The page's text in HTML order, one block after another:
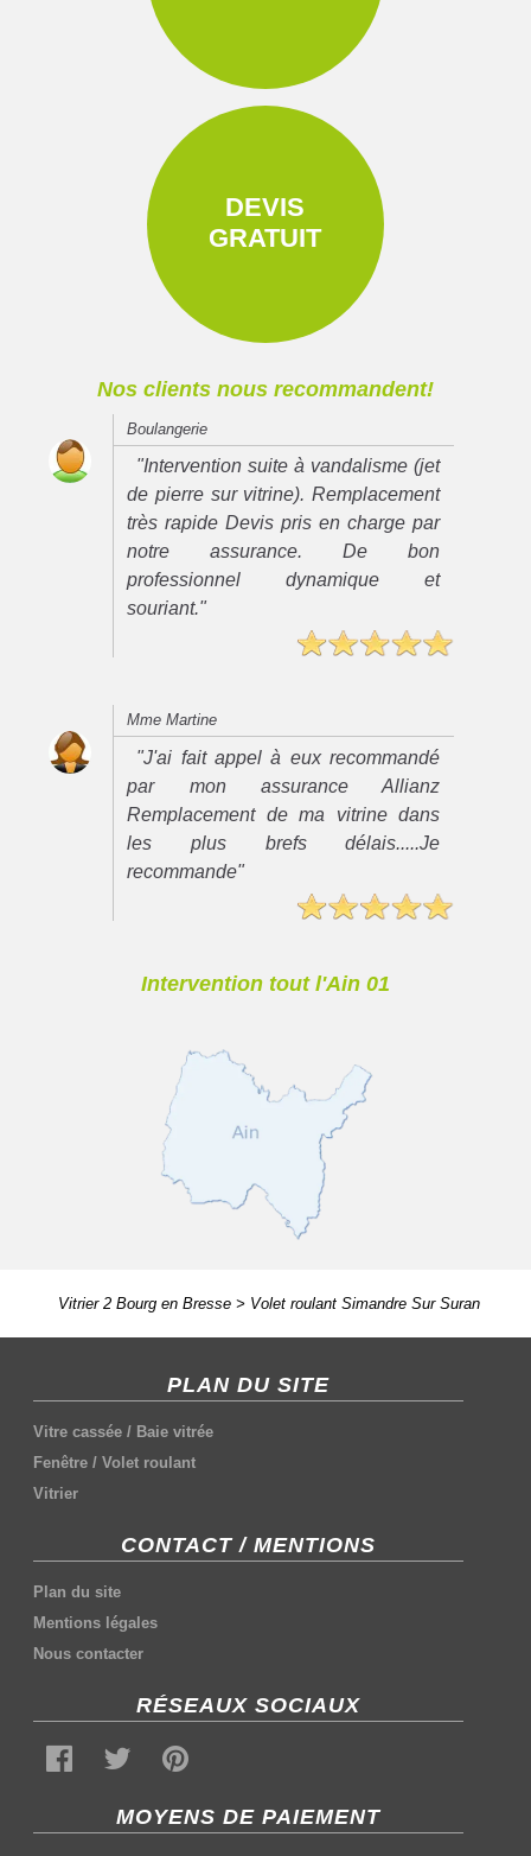
DEVIS
GRATUIT
Nos clients nous recommandent!
Boulangerie
"Intervention suite à vandalisme (jet
de pierre sur vitrine). Remplacement
très rapide Devis pris en charge par
notre assurance. De bon
professionnel dynamique et
souriant."
Mme Martine
"J'ai fait appel à eux recommandé
par mon assurance Allianz
Remplacement de ma vitrine dans
les plus brefs délais.....Je
recommande"
Intervention tout l'Ain 01
Vitrier 2 Bourg en Bresse> Volet roulant Simandre Sur Suran
PLAN DU SITE
Vitre cassée / Baie vitrée
Fenêtre /Volet roulant
Vitrier
CONTACT / MENTIONS
Plan du site
Mentions légales
Nous contacter
RÉSEAUX SOCIAUX
MOYENS DE PAIEMENT